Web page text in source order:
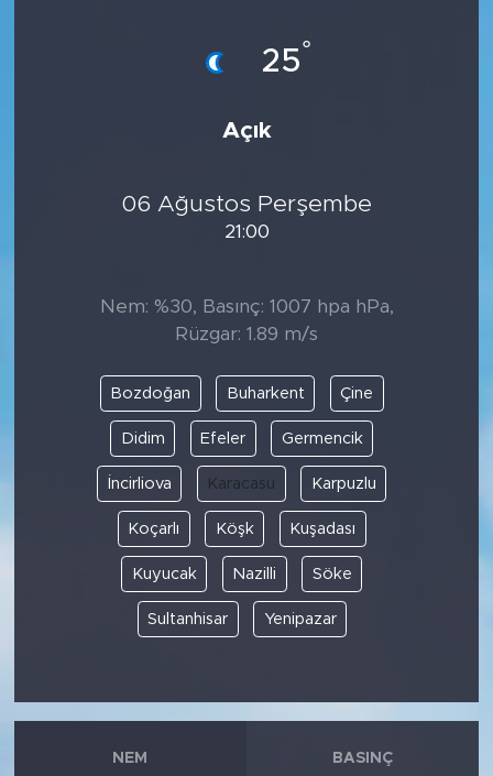
25°
Açık
06 Ağustos Perşembe
21:00
Nem: %30, Basınç: 1007 hpa hPa,
Rüzgar: 1.89 m/s
Bozdoğan Buharkent Çine
Didim Efeler Germencik
İncirliova Karacasu Karpuzlu
Koçarlı Köşk Kuşadası
Kuyucak Nazilli Söke
Sultanhisar Yenipazar
NEM BASINÇ
Sektör